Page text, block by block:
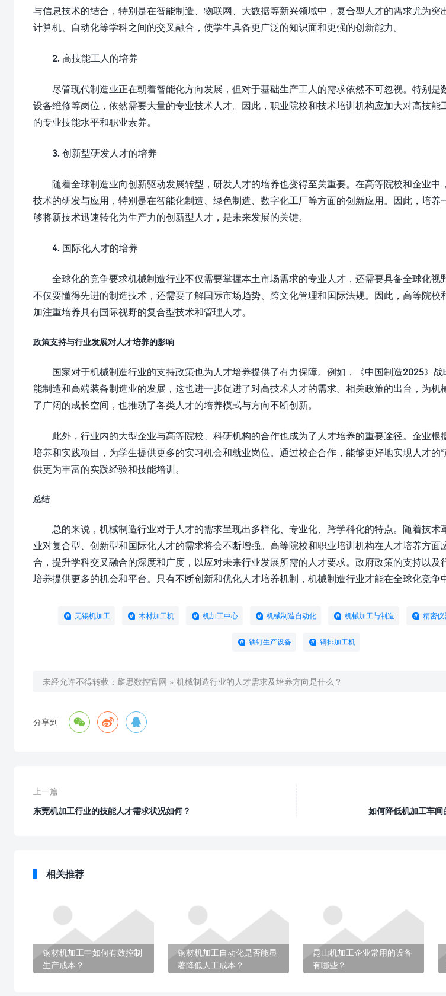
与信息技术的结合，特别是在智能制造、物联网、大数据等新兴领域中，复合型人才的需求尤为突
计算机、自动化等学科之间的交叉融合，使学生具备更广泛的知识面和更强的创新能力。
2. 高技能工人的培养
尽管现代制造业正在朝着智能化方向发展，但对于基础生产工人的需求依然不可忽视。特别是
设备维修等岗位，依然需要大量的专业技术人才。因此，职业院校和技术培训机构应加大对高技能
的专业技能水平和职业素养。
3. 创新型研发人才的培养
随着全球制造业向创新驱动发展转型，研发人才的培养也变得至关重要。在高等院校和企业中
技术的研发与应用，特别是在智能化制造、绿色制造、数字化工厂等方面的创新应用。因此，培养
够将新技术迅速转化为生产力的创新型人才，是未来发展的关键。
4. 国际化人才的培养
全球化的竞争要求机械制造行业不仅需要掌握本土市场需求的专业人才，还需要具备全球化视
不仅要懂得先进的制造技术，还需要了解国际市场趋势、跨文化管理和国际法规。因此，高等院校
加注重培养具有国际视野的复合型技术和管理人才。
政策支持与行业发展对人才培养的影响
国家对于机械制造行业的支持政策也为人才培养提供了有力保障。例如，《中国制造2025》
能制造和高端装备制造业的发展，这也进一步促进了对高技术人才的需求。相关政策的出台，为机
了广阔的成长空间，也推动了各类人才的培养模式与方向不断创新。
此外，行业内的大型企业与高等院校、科研机构的合作也成为了人才培养的重要途径。企业根
培养和实践项目，为学生提供更多的实习机会和就业岗位。通过校企合作，能够更好地实现人才的
供更为丰富的实践经验和技能培训。
总结
总的来说，机械制造行业对于人才的需求呈现出多样化、专业化、跨学科化的特点。随着技术
业对复合型、创新型和国际化人才的需求将会不断增强。高等院校和职业培训机构在人才培养方面
合，提升学科交叉融合的深度和广度，以应对未来行业发展所需的人才要求。政府政策的支持以及
培养提供更多的机会和平台。只有不断创新和优化人才培养机制，机械制造行业才能在全球化竞争
无锡机加工 木材加工机 机加工中心 机械制造自动化 机械加工与制造 精密仪
铁钉生产设备 铜排加工机
未经允许不得转载： 麟思数控官网 » 机械制造行业的人才需求及培养方向是什么？
分享到   
上一篇
东莞机加工行业的技能人才需求状况如何？
如何降低机加工车间
相关推荐
钢材机加工中如何有效控制
生产成本？
钢材机加工自动化是否能显
著降低人工成本？
昆山机加工企业常用的设备
有哪些？